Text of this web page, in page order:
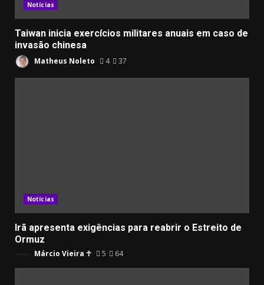
Notícias
Taiwan inicia exercícios militares anuais em caso de
invasão chinesa
Matheus Noleto 4 37
Notícias
Irã apresenta exigências para reabrir o Estreito de
Ormuz
Márcio Vieira ☥ 5 64